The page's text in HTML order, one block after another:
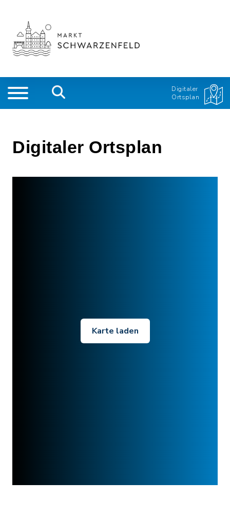
Digitaler
Ortsplan
Digitaler Ortsplan
Karte laden